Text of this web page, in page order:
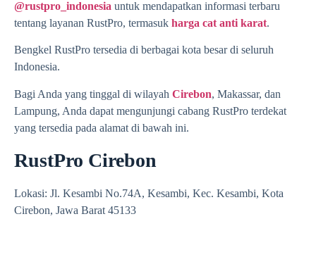
@rustpro_indonesia untuk mendapatkan informasi terbaru
tentang layanan RustPro, termasuk harga cat anti karat.
Bengkel RustPro tersedia di berbagai kota besar di seluruh
Indonesia.
Bagi Anda yang tinggal di wilayah Cirebon, Makassar, dan
Lampung, Anda dapat mengunjungi cabang RustPro terdekat
yang tersedia pada alamat di bawah ini.
RustPro Cirebon
Lokasi: Jl. Kesambi No.74A, Kesambi, Kec. Kesambi, Kota
Cirebon, Jawa Barat 45133